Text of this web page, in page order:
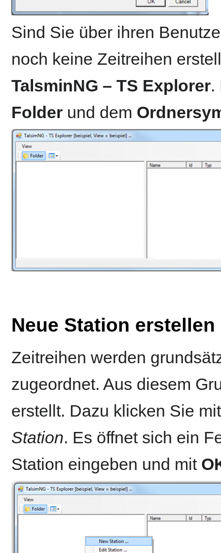
Sind Sie über ihren
noch keine Zeitreihen
TalsminNG – TS Explorer.
Folder und dem
Neue Station erstellen
Zeitreihen werden
zugeordnet. Aus diesem
erstellt. Dazu klicken Sie
Station. Es öffnet sich ein
Station eingeben und mit